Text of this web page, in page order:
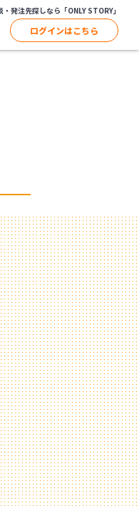
発注先探しなら「ONLY STORY」
ログインはこちら